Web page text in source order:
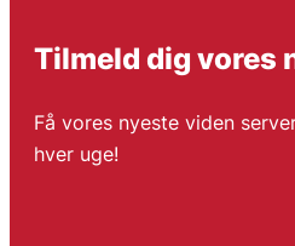
Tilmeld dig vores
Få vores nyeste viden
hver uge!